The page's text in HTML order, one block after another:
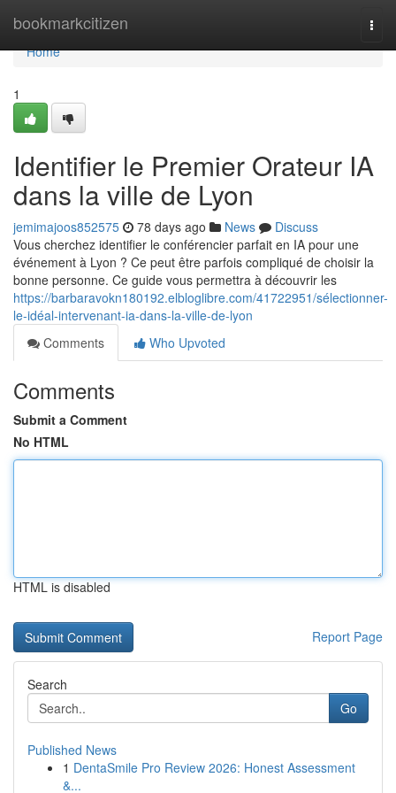
bookmarkcitizen
Home
Home
1
Identifier le Premier Orateur IA
dans la ville de Lyon
jemimajoos852575 78 days ago News
Discuss
Vous cherchez identifier le conférencier parfait en IA pour une
événement à Lyon ? Ce peut être parfois compliqué de choisir la
bonne personne. Ce guide vous permettra à découvrir les
https://barbaravokn180192.elbloglibre.com/41722951/sélectionner-
le-idéal-intervenant-ia-dans-la-ville-de-lyon
Comments
Who Upvoted
Comments
Submit a Comment
No HTML
HTML is disabled
Report Page
Search
Go
Published News
1 DentaSmile Pro Review 2026: Honest Assessment
&...